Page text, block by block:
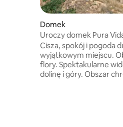
Domek
Uroczy domek Pura
Cisza, spokój i pogoda
wyjątkowym miejscu.
flory. Spektakularne
dolinę i góry. Obszar
basen znajduje się
i jest wspólny.